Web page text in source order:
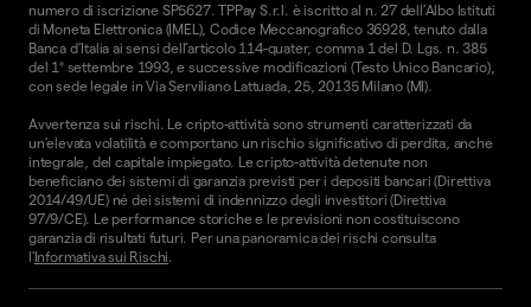
numero di iscrizione SP5627. TPPay S.r.l. è iscritto al n. 27 dell’Albo Istituti
di Moneta Elettronica (IMEL), Codice Meccanografico 36928, tenuto dalla
Banca d’Italia ai sensi dell’articolo 114-quater, comma 1 del D. Lgs. n. 385
del 1° settembre 1993, e successive modificazioni (Testo Unico Bancario),
con sede legale in Via Serviliano Lattuada, 25, 20135 Milano (MI).
Avvertenza sui rischi. Le cripto-attività sono strumenti caratterizzati da
un'elevata volatilità e comportano un rischio significativo di perdita, anche
integrale, del capitale impiegato. Le cripto-attività detenute non
beneficiano dei sistemi di garanzia previsti per i depositi bancari (Direttiva
2014/49/UE) né dei sistemi di indennizzo degli investitori (Direttiva
97/9/CE). Le performance storiche e le previsioni non costituiscono
garanzia di risultati futuri. Per una panoramica dei rischi consulta
l'Informativa sui Rischi.